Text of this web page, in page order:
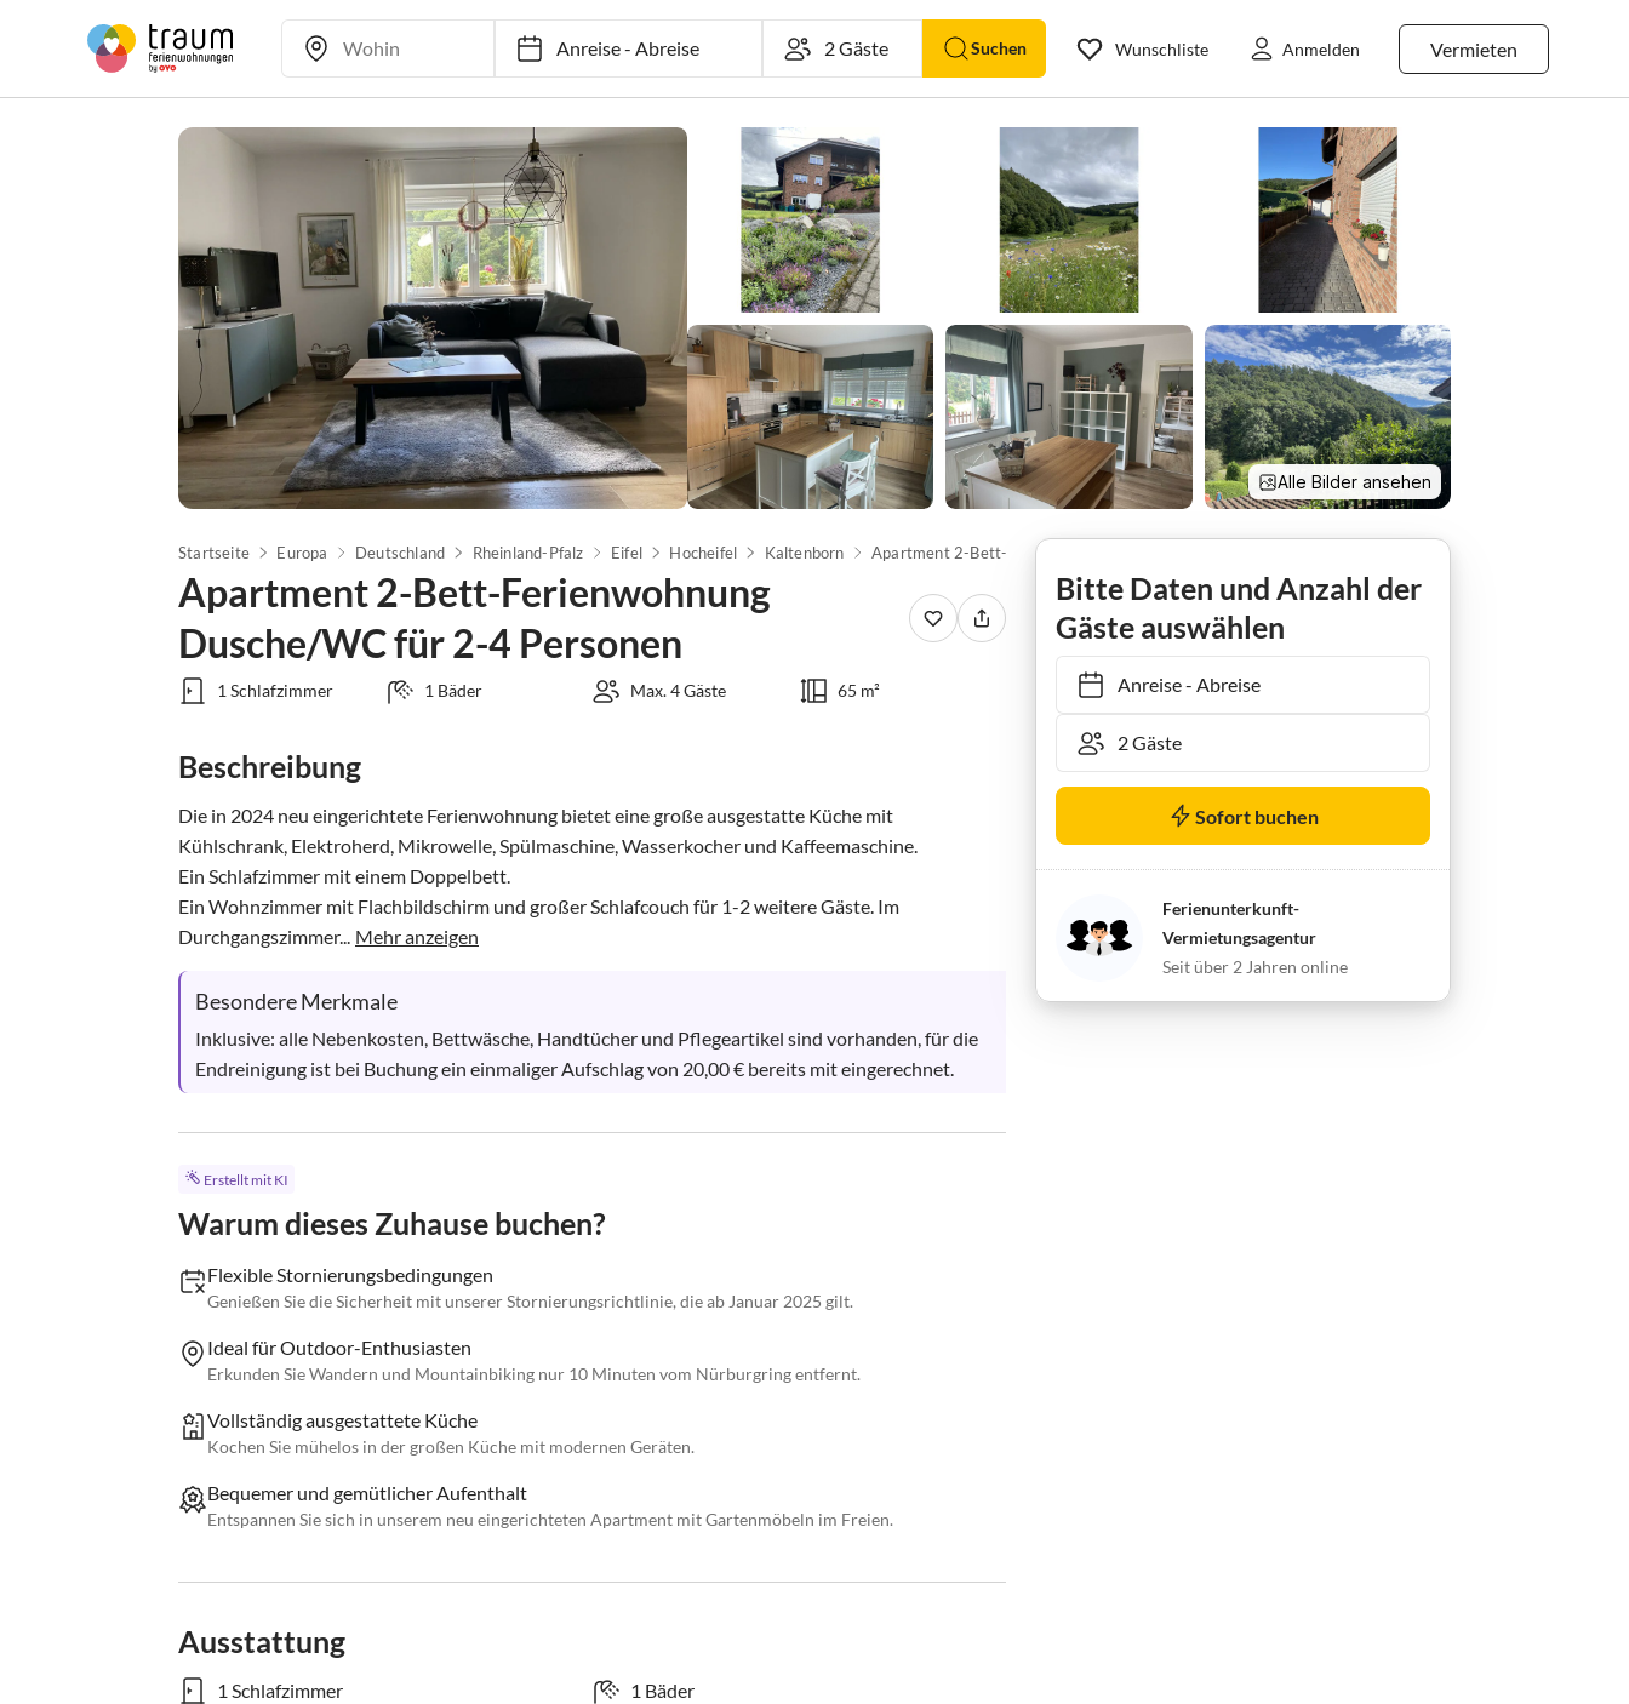
Anreise-Abreise Suchen Vermieten
Wunschliste Anmelden
Alle Bilder ansehen
Startseite Europa Deutschland Rheinland-Pfalz Eifel Hocheifel Kaltenborn
Apartment 2-Bett-Ferienwohnung
Dusche/WC für 2-4 Personen
1 Schlafzimmer 1 Bäder Max. 4 Gäste 65 m²
Beschreibung
Die in 2024 neu eingerichtete Ferienwohnung bietet eine große ausgestatte Küche mit
Kühlschrank, Elektroherd, Mikrowelle, Spülmaschine, Wasserkocher und Kaffeemaschine.
Ein Schlafzimmer mit einem Doppelbett.
Ein Wohnzimmer mit Flachbildschirm und großer Schlafcouch für 1-2 weitere Gäste. Im
Durchgangszimmer... Mehr anzeigen
Besondere Merkmale
Inklusive: alle Nebenkosten, Bettwäsche, Handtücher und Pflegeartikel sind vorhanden, für die
Endreinigung ist bei Buchung ein einmaliger Aufschlag von 20,00 € bereits mit eingerechnet.
Erstellt mit KI
Warum dieses Zuhause buchen?
Flexible Stornierungsbedingungen
Genießen Sie die Sicherheit mit unserer Stornierungsrichtlinie, die ab Januar 2025 gilt.
Ideal für Outdoor-Enthusiasten
Erkunden Sie Wandern und Mountainbiking nur 10 Minuten vom Nürburgring entfernt.
Vollständig ausgestattete Küche
Kochen Sie mühelos in der großen Küche mit modernen Geräten.
Bequemer und gemütlicher Aufenthalt
Entspannen Sie sich in unserem neu eingerichteten Apartment mit Gartenmöbeln im Freien.
Ausstattung
1 Schlafzimmer 1 Bäder
Bitte Daten und Anzahl der
Gäste auswählen
Anreise- Abreise
Sofort buchen
Ferienunterkunft-
Vermietungsagentur
Seit über 2 Jahren online